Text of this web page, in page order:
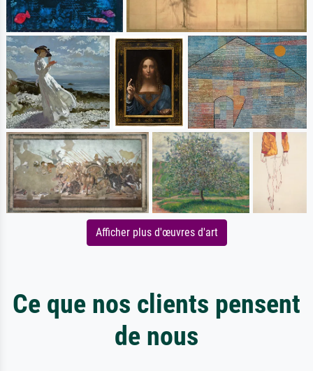
Afficher plus d'œuvres d'art
Ce que nos clients pensent
de nous